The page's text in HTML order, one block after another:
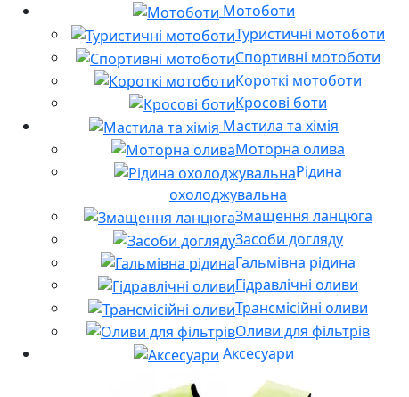
Мотоботи
Туристичні мотоботи
Спортивні мотоботи
Короткі мотоботи
Кросові боти
Мастила та хімія
Моторна олива
Рідина
охолоджувальна
Змащення ланцюга
Засоби догляду
Гальмівна рідина
Гідравлічні оливи
Трансмісійні оливи
Оливи для фільтрів
Аксесуари